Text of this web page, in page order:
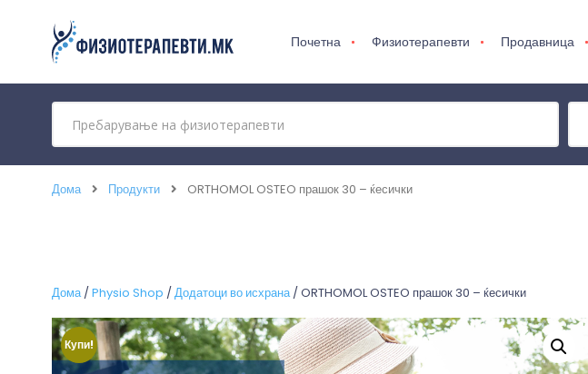
Почетна Физиотерапевти Продавница
Дома Продукти ORTHOMOL OSTEO прашок 30 – ќесички
Дома/Physio Shop /Додатоци во исхрана/ ORTHOMOL OSTEO прашок 30 – ќесички
Купи!